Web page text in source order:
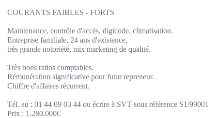
COURANTS FAIBLES - FORTS
Maintenance, contrôle d'accès, digicode, climatisation.
Entreprise familiale, 24 ans d'existence,
très grande notoriété, mix marketing de qualité.
Très bons ratios comptables.
Rémunération significative pour futur repreneur.
Chiffre d'affaires récurrent.
Tél. au : 01 44 09 03 44 ou écrire à SVT sous référence S1/99001
Prix : 1.280.000€